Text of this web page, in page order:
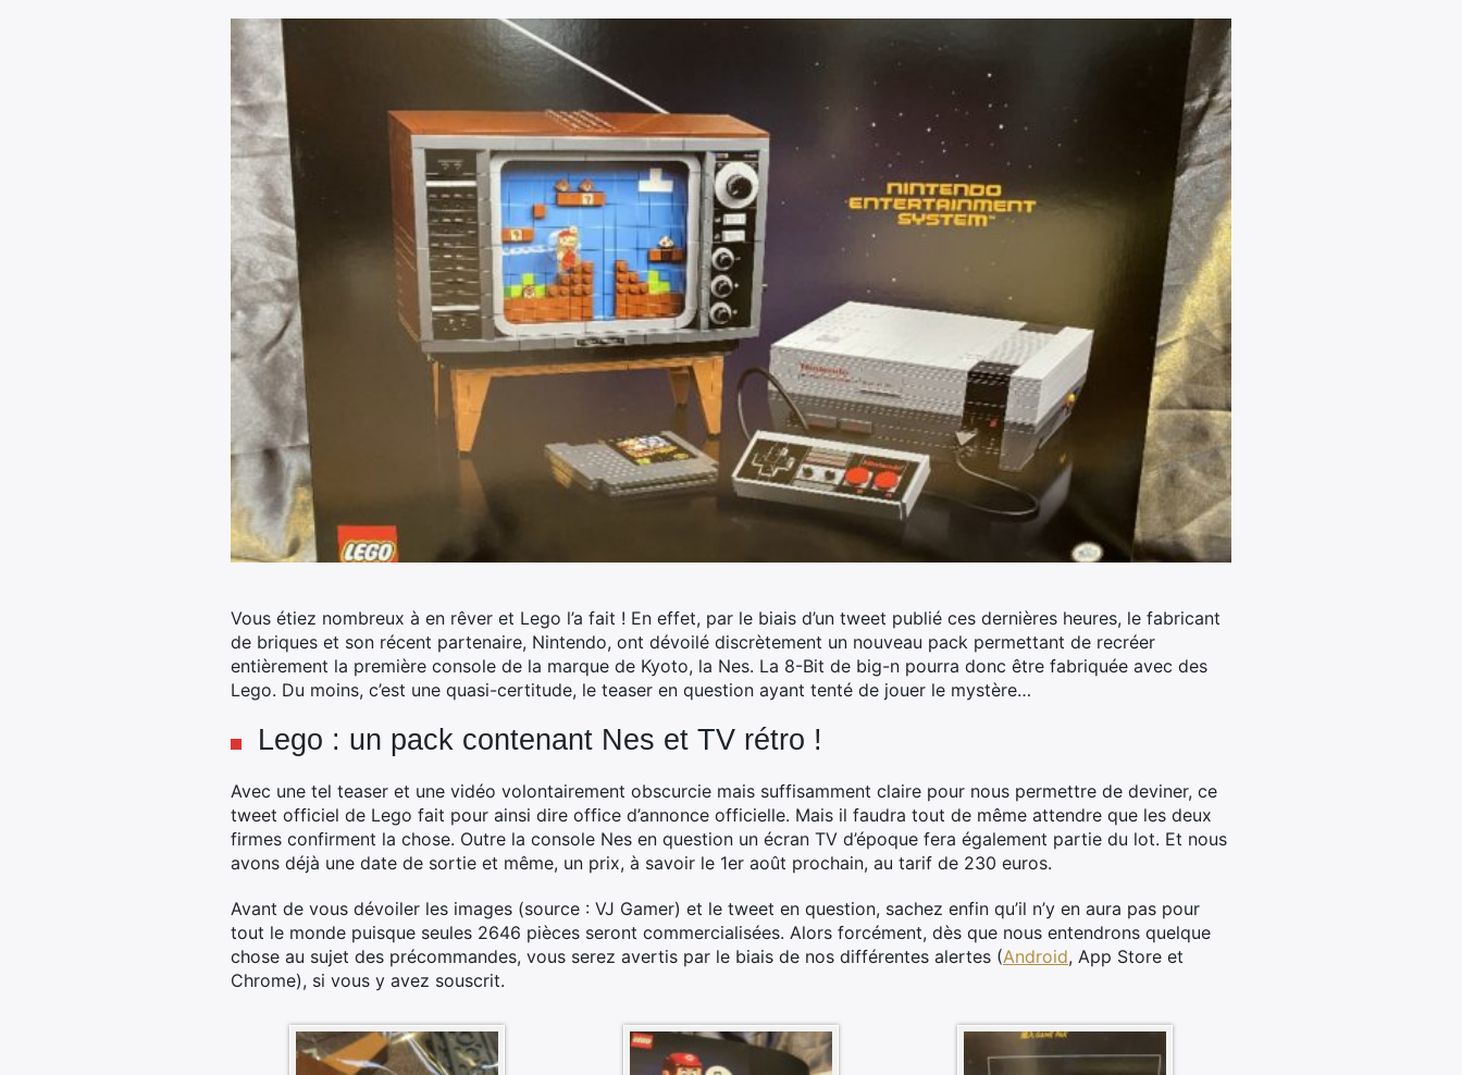
Vous étiez nombreux à en rêver et Lego l’a fait ! En effet, par le biais d’un tweet publié ces dernières heures, le fabricant
de briques et son récent partenaire, Nintendo, ont dévoilé discrètement un nouveau pack permettant de recréer
entièrement la première console de la marque de Kyoto, la Nes. La 8-Bit de big-n pourra donc être fabriquée avec des
Lego. Du moins, c’est une quasi-certitude, le teaser en question ayant tenté de jouer le mystère…
Lego : un pack contenant Nes et TV rétro !
Avec une tel teaser et une vidéo volontairement obscurcie mais suffisamment claire pour nous permettre de deviner, ce
tweet officiel de Lego fait pour ainsi dire office d’annonce officielle. Mais il faudra tout de même attendre que les deux
firmes confirment la chose. Outre la console Nes en question un écran TV d’époque fera également partie du lot. Et nous
avons déjà une date de sortie et même, un prix, à savoir le 1er août prochain, au tarif de 230 euros.
Avant de vous dévoiler les images (source : VJ Gamer) et le tweet en question, sachez enfin qu’il n’y en aura pas pour
tout le monde puisque seules 2646 pièces seront commercialisées. Alors forcément, dès que nous entendrons quelque
chose au sujet des précommandes, vous serez avertis par le biais de nos différentes alertes (Android, App Store et
Chrome), si vous y avez souscrit.